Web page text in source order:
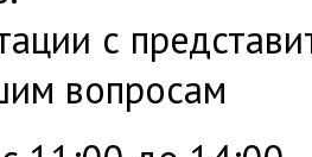
с
вопросам